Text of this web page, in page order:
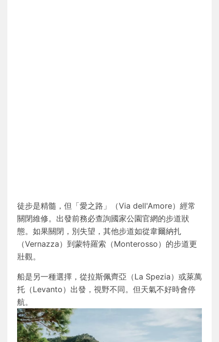
徒步是精髓，但「愛之路」（Via dell'Amore）經常
關閉維修。出發前務必查詢國家公園官網的步道狀
態。如果關閉，別失望，其他步道如從韋爾納扎
（Vernazza）到蒙特羅索（Monterosso）的步道更
壯觀。
船是另一種選擇，從拉斯佩齊亞（La Spezia）或萊萬
托（Levanto）出發，視野不同。但天氣不好時會停
航。